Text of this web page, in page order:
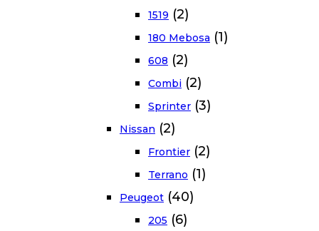
1519 (2)
180 Mebosa (1)
608 (2)
Combi (2)
Sprinter (3)
Nissan (2)
Frontier (2)
Terrano (1)
Peugeot (40)
205 (6)